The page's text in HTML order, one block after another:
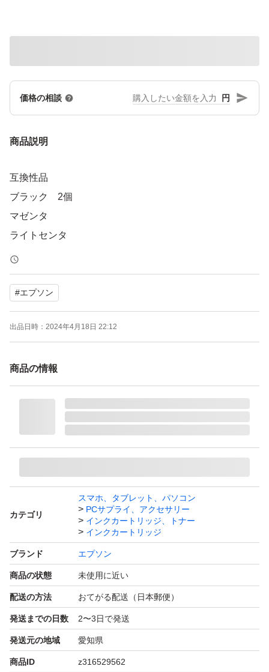
価格の相談 円
商品説明
互換性品
ブラック 2個
マゼンタ
ライトセンタ
#エプソン
出品日時： 2024年4月18日 22:12
商品の情報
カテゴリ
スマホ、タブレット、パソコン
PCサプライ、アクセサリー
インクカートリッジ、トナー
インクカートリッジ
ブランド エプソン
商品の状態 未使用に近い
配送の方法 おてがる配送（日本郵便）
発送までの日数 2〜3日で発送
発送元の地域 愛知県
商品ID z316529562